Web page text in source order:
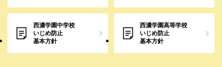
西濃学園中学校
いじめ防止
基本方針
西濃学園高等学校
いじめ防止
基本方針